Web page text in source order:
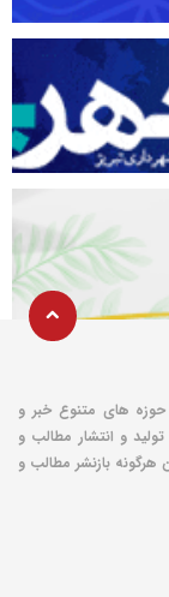
حوزه های متنوع خبر و
و انتشار مطالب و
هرگونه بازنشر مطالب و